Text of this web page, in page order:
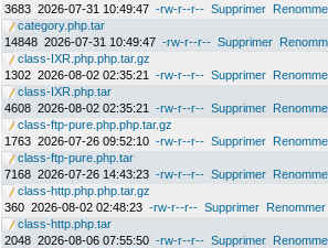
3683 2026-07-31 10:49:47 -rw-r--r-- Supprimer
category.php.tar
14848 2026-07-31 10:49:47 -rw-r--r-- Supprimer
class-IXR.php.php.tar.gz
1302 2026-08-02 02:35:21 -rw-r--r-- Supprimer
class-IXR.php.tar
4608 2026-08-02 02:35:21 -rw-r--r-- Supprimer
class-ftp-pure.php.php.tar.gz
1763 2026-07-26 09:52:10 -rw-r--r-- Supprimer
class-ftp-pure.php.tar
7168 2026-07-26 14:43:23 -rw-r--r-- Supprimer
class-http.php.php.tar.gz
360 2026-08-02 02:48:23 -rw-r--r-- Supprimer Renommer
class-http.php.tar
2048 2026-08-06 07:55:50 -rw-r--r-- Supprimer